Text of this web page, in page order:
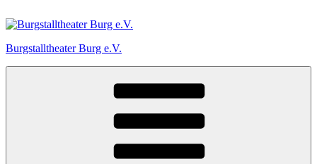
Inhalt
Burgstalltheater Burg e.V.